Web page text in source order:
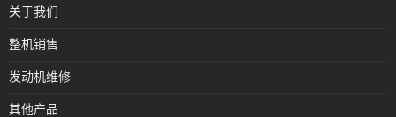
关于我们
整机销售
发动机维修
其他产品